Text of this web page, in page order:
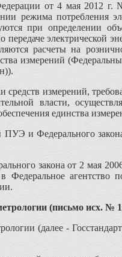
от 4 мая 2012
режима потребления
при определении
электрической
расчеты на
измерений
средств измерений,
власти,
единства
и Федерального
закона от 2 мая
агентство
(письмо исх. №
(далее -